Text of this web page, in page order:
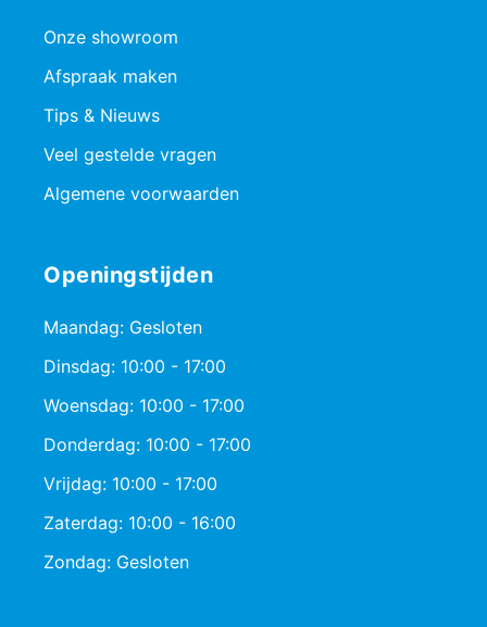
Onze showroom
Afspraak maken
Tips & Nieuws
Veel gestelde vragen
Algemene voorwaarden
Openingstijden
Maandag: Gesloten
Dinsdag: 10:00 - 17:00
Woensdag: 10:00 - 17:00
Donderdag: 10:00 - 17:00
Vrijdag: 10:00 - 17:00
Zaterdag: 10:00 - 16:00
Zondag: Gesloten